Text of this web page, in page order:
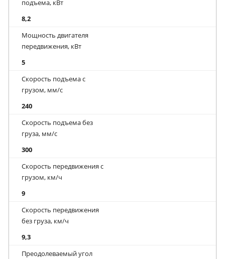
подъема, кВт
8,2
Мощность двигателя
передвижения, кВт
5
Скорость подъема с
грузом, мм/с
240
Скорость подъема без
груза, мм/с
300
Скорость передвижения с
грузом, км/ч
9
Скорость передвижения
без груза, км/ч
9,3
Преодолеваемый угол